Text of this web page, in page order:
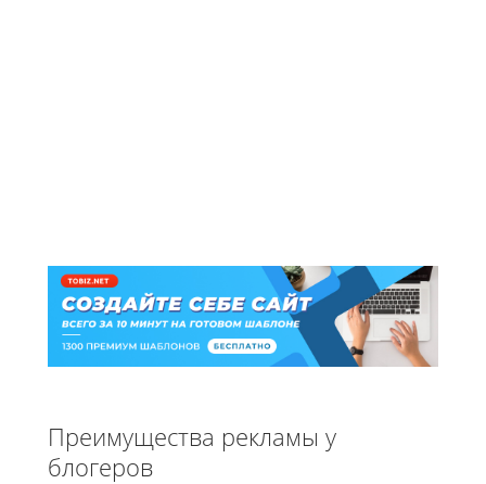
Преимущества рекламы у
блогеров